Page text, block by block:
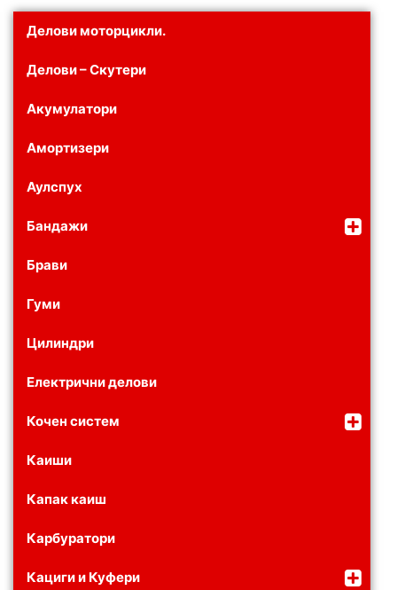
Делови моторцикли.
Делови – Скутери
Акумулатори
Амортизери
Аулспух
Бандажи
Брави
Гуми
Цилиндри
Електрични делови
Кочен систем
Каиши
Капак каиш
Карбуратори
Кациги и Куфери